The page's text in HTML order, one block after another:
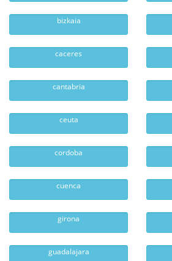
bizkaia
caceres
cantabria
ceuta
cordoba
cuenca
girona
guadalajara